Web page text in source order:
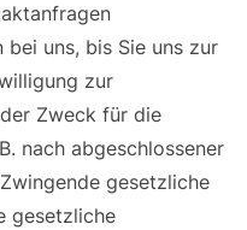
uns, bis Sie uns zur
zur
Zweck für die
nach abgeschlossener
gesetzliche
gesetzliche